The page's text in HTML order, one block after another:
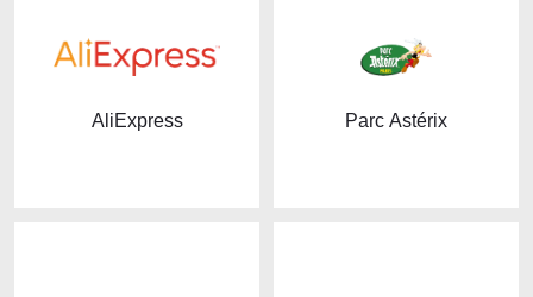
AliExpress Parc Astérix